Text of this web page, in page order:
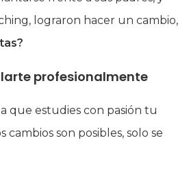
lograron hacer un cambio,
profesionalmente
que estudies con pasión tu
son posibles, solo se